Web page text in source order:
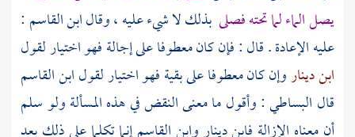
يصل الماء لما تحته فصلى بذلك لا شيء عليه ، وقالابن القاسم :
عليه الإعادة . قال : فإن كان معطوفا على إجالة فهو اختيار لقول
ابن ديناروإن كان معطوفا على بقية فهو اختيار لقولابن القاسم
قال البساطي: وأقول ما معنى النقض في هذه المسألة ولو سلم